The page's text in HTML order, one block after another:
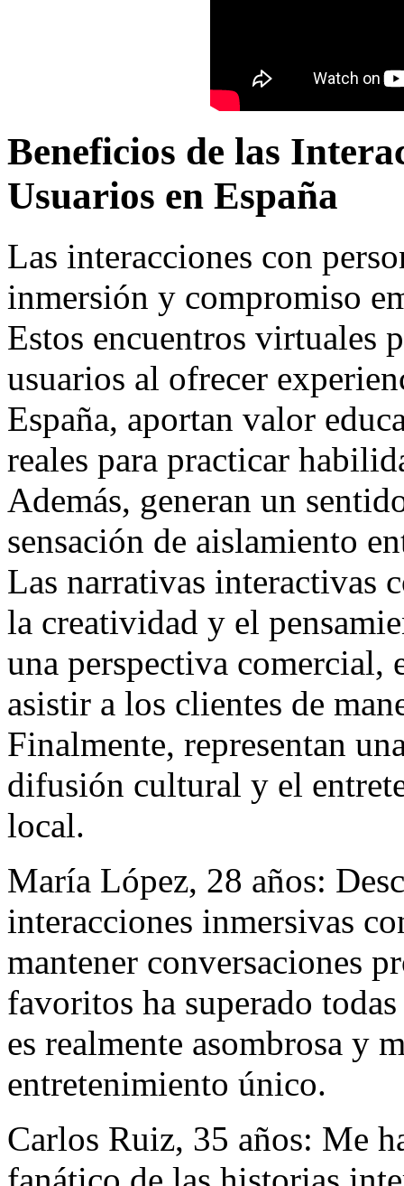
Beneficios de las
Usuarios en España
Las interacciones con
inmersión y compromiso
Estos encuentros virtuales
usuarios al ofrecer
España, aportan valor
reales para practicar
Además, generan un
sensación de aislamiento
Las narrativas interactivas
la creatividad y el
una perspectiva comercial,
asistir a los clientes de
Finalmente, representan
difusión cultural y el
local.
María López, 28 años:
interacciones inmersivas
mantener conversaciones
favoritos ha superado
es realmente asombrosa y
entretenimiento único.
Carlos Ruiz, 35 años: Me